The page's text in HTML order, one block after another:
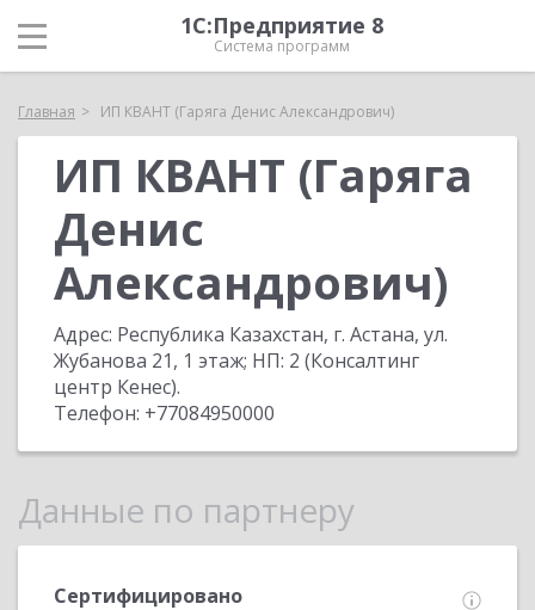
1С:Предприятие 8
Система программ
Главная ИП КВАНТ (Гаряга Денис Александрович)
ИП КВАНТ (Гаряга
Денис
Александрович)
Адрес: Республика Казахстан, г. Астана, ул.
Жубанова 21, 1 этаж; НП: 2 (Консалтинг
центр Кенес).
Телефон: +77084950000
Данные по партнеру
Сертифицировано